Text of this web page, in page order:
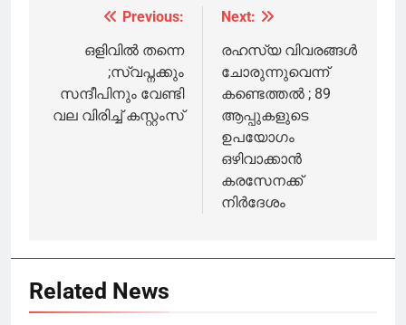
പ്രദേശങ്ങളെ
navigation
Previous:
ഒളിവിൽ തന്നെ
;സ്വപ്നക്കും
സന്ദീപിനും വേണ്ടി
വല വിരിച്ച് കസ്റ്റംസ്
Next:
രഹസ്യ വിവരങ്ങൾ
ചോരുന്നുവെന്ന്
കണ്ടെത്തൽ ; 89
ആപ്പുകളുടെ
ഉപയോഗം
ഒഴിവാക്കാൻ
കരസേനക്ക്
നിർദേശം
Related News